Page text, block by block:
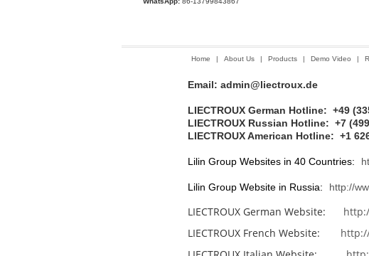
Home | About Us | Products | Demo Video |
Email: admin@liectroux.de
LIECTROUX German Hotline: +49
LIECTROUX Russian Hotline: +7
LIECTROUX American Hotline: +1
Lilin Group Websites in 40 Countries:
Lilin Group Website in Russia: http://
LIECTROUX German Website:
LIECTROUX French Website: